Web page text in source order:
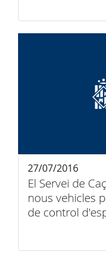
El Servei de
nous vehicles
de control
27/07/2016